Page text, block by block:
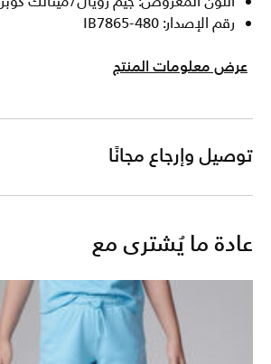
رقم الإصدار: IB7865-480
عرض معلومات المنتج
توصيل وإرجاع مجانًا
عادة ما يُشترى مع